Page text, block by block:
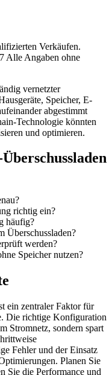
Verkäufen.
Alle Angaben ohne
vernetzter
Speicher, E-
abgestimmt
Technologie könnten
und optimieren.
richtig ein?
häufig?
Überschussladen?
werden?
Speicher nutzen?
ein zentraler Faktor für
Die richtige Konfiguration
Stromnetz, sondern spart
Fehler und der Einsatz
Planen Sie
Sie die Performance und